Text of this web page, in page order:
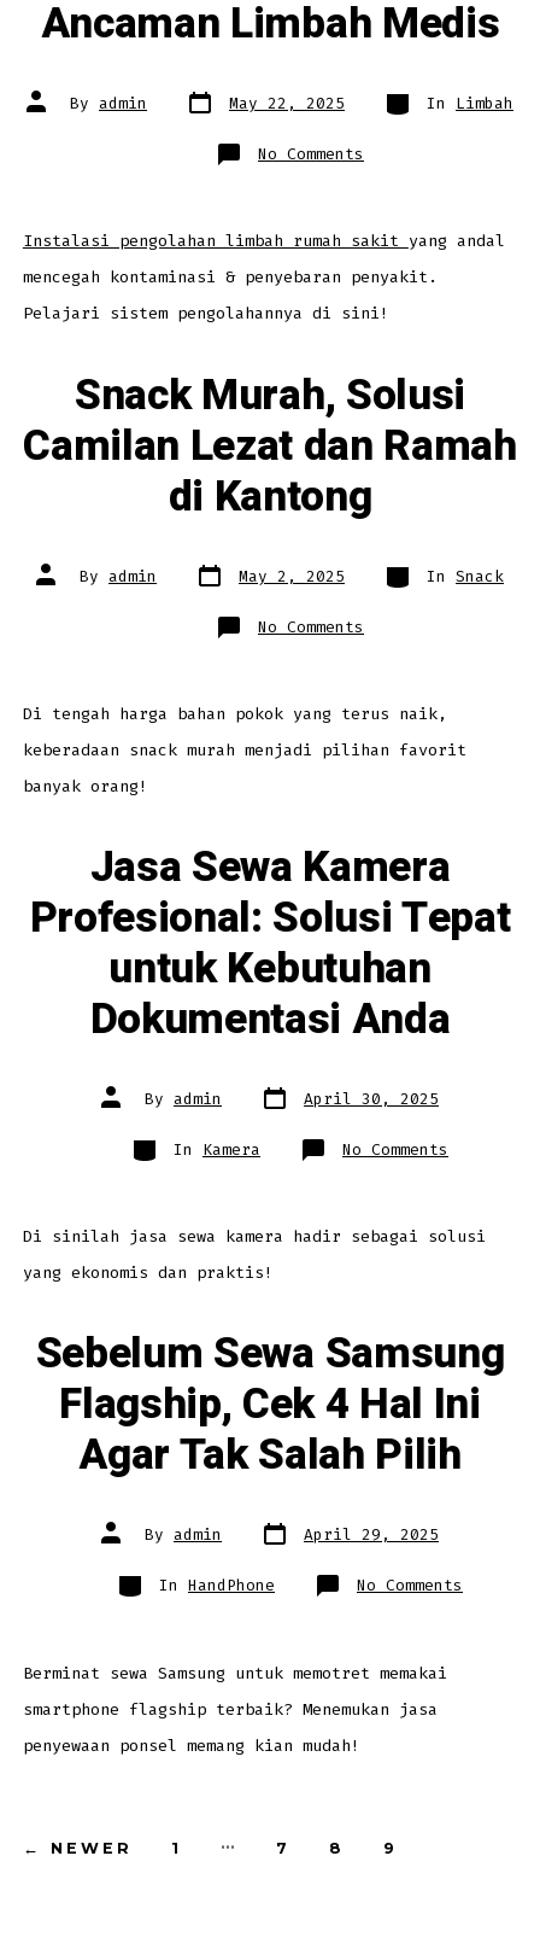
Ancaman Limbah Medis
Post
author
By admin Post
date May 22, 2025 Categories
In Limbah
No Comments
Instalasi
untuk
Menangani
Ancaman
Limbah
Instalasi pengolahan limbah rumah sakit yang andal
mencegah kontaminasi & penyebaran penyakit.
Pelajari sistem pengolahannya di sini!
Snack Murah, Solusi
Camilan Lezat dan Ramah
di Kantong
Post
author
By admin Post
date May 2, 2025 Categories
In Snack
No Comments
Snack
dan
di
Kantong
Di tengah harga bahan pokok yang terus naik,
keberadaan snack murah menjadi pilihan favorit
banyak orang!
Jasa Sewa Kamera
Profesional: Solusi Tepat
untuk Kebutuhan
Dokumentasi Anda
Post
author
By admin Post
date
April 30, 2025
Categories
In Kamera No Comments
Jasa
Tepat
Di sinilah jasa sewa kamera hadir sebagai solusi
yang ekonomis dan praktis!
Sebelum Sewa Samsung
Flagship, Cek 4 Hal Ini
Agar Tak Salah Pilih
Post
author
By admin Post
date
April 29, 2025
Categories
In HandPhone No Comments
Sebelum
Berminat sewa Samsung untuk memotret memakai
smartphone flagship terbaik? Menemukan jasa
penyewaan ponsel memang kian mudah!
Posts
← NEWER 1 … 7 8 9